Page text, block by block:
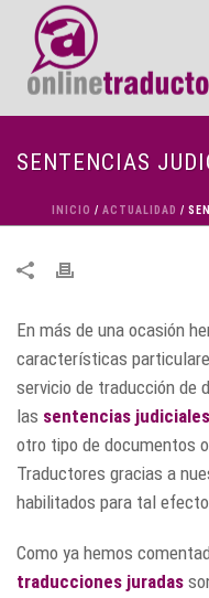
SENTENCIAS
INICIO / ACTUALIDAD /
En más de una ocasión
características
servicio de traducción de
las sentencias
otro tipo de documentos
Traductores gracias a
habilitados para tal
Como ya hemos
traducciones juradas